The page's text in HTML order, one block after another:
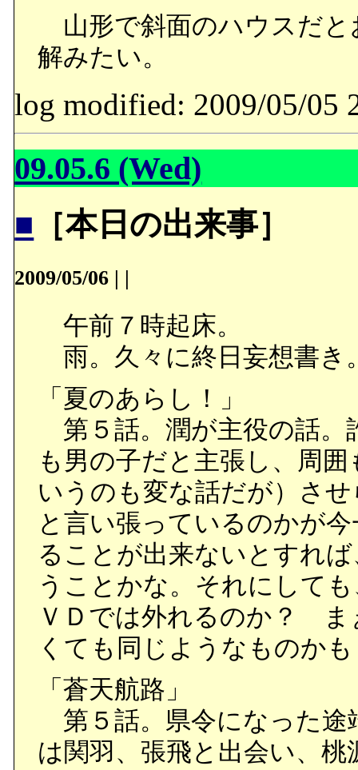
山形で斜面のハウスだと
解みたい。
log modified: 2009/05/05
09.05.6 (Wed)
■ ［本日の出来事］
2009/05/06 | |
午前７時起床。
雨。久々に終日妄想書き
「夏のあらし！」
第５話。潤が主役の話。
も男の子だと主張し、周
いうのも変な話だが）さ
と言い張っているのかが
ることが出来ないとすれ
うことかな。それにして
ＶＤでは外れるのか？ ま
くても同じようなものか
「蒼天航路」
第５話。県令になった途
は関羽、張飛と出会い、